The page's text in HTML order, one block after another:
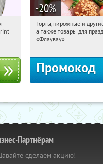
-20%
07:06:35
Россия
Торты, пирожные и
а также товары для
«Флаувау»
Промокод
Партнёрам
сделаем акцию!